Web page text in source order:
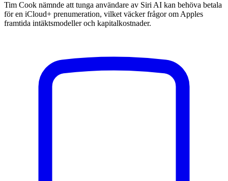
Tim Cook nämnde att tunga användare av Siri AI kan behöva betala
för en iCloud+ prenumeration, vilket väcker frågor om Apples
framtida intäktsmodeller och kapitalkostnader.